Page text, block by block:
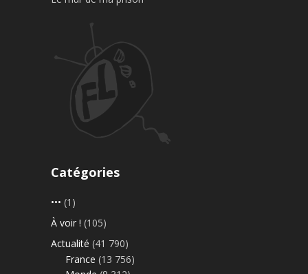
Catégories
••• (1)
À voir ! (105)
Actualité (41 790)
France (13 756)